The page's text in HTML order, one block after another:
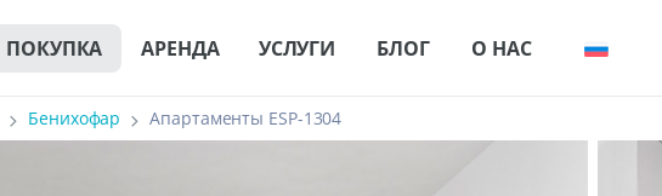
ПОКУПКА АРЕНДА УСЛУГИ БЛОГ О НАС
Бенихофар Апартаменты ESP-1304